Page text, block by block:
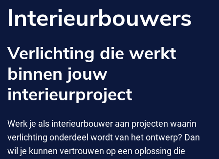
Interieurbouwers
Verlichting die werkt
binnen jouw
interieurproject
Werk je als interieurbouwer aan projecten waarin
verlichting onderdeel wordt van het ontwerp? Dan
wil je kunnen vertrouwen op een oplossing die